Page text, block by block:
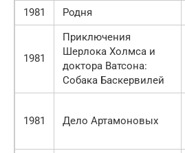
1981
Родня
1981
Приключения
Шерлока Холмса и
доктора Ватсона:
Собака Баскервилей
1981 Дело Артамоновых